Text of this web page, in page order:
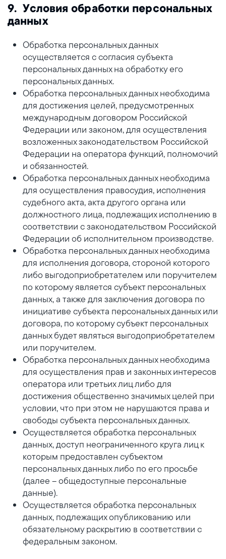
9. Условия обработки персональных
данных
Обработка персональных данных
осуществляется с согласия субъекта
персональных данных на обработку его
персональных данных.
Обработка персональных данных необходима
для достижения целей, предусмотренных
международным договором Российской
Федерации или законом, для осуществления
возложенных законодательством Российской
Федерации на оператора функций, полномочий
и обязанностей.
Обработка персональных данных необходима
для осуществления правосудия, исполнения
судебного акта, акта другого органа или
должностного лица, подлежащих исполнению в
соответствии с законодательством Российской
Федерации об исполнительном производстве.
Обработка персональных данных необходима
для исполнения договора, стороной которого
либо выгодоприобретателем или поручителем
по которому является субъект персональных
данных, а также для заключения договора по
инициативе субъекта персональных данных или
договора, по которому субъект персональных
данных будет являться выгодоприобретателем
или поручителем.
Обработка персональных данных необходима
для осуществления прав и законных интересов
оператора или третьих лиц либо для
достижения общественно значимых целей при
условии, что при этом не нарушаются права и
свободы субъекта персональных данных.
Осуществляется обработка персональных
данных, доступ неограниченного круга лиц к
которым предоставлен субъектом
персональных данных либо по его просьбе
(далее – общедоступные персональные
данные).
Осуществляется обработка персональных
данных, подлежащих опубликованию или
обязательному раскрытию в соответствии с
федеральным законом.